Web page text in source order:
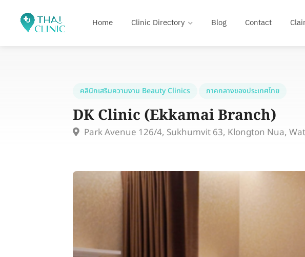
Home Clinic Directory Blog Contact
คลินิกเสริมความงาม Beauty Clinics ภาคกลางของประเทศไทย
DK Clinic (Ekkamai Branch)
Park Avenue 126/4, Sukhumvit 63, Klongton Nua,